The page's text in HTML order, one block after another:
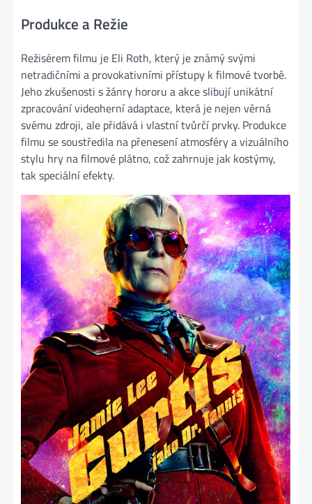
Produkce a Režie
Režisérem filmu je Eli Roth, který je známý svými
netradičními a provokativními přístupy k filmové tvorbě.
Jeho zkušenosti s žánry hororu a akce slibují unikátní
zpracování videoherní adaptace, která je nejen věrná
svému zdroji, ale přidává i vlastní tvůrčí prvky. Produkce
filmu se soustředila na přenesení atmosféry a vizuálního
stylu hry na filmové plátno, což zahrnuje jak kostýmy,
tak speciální efekty.